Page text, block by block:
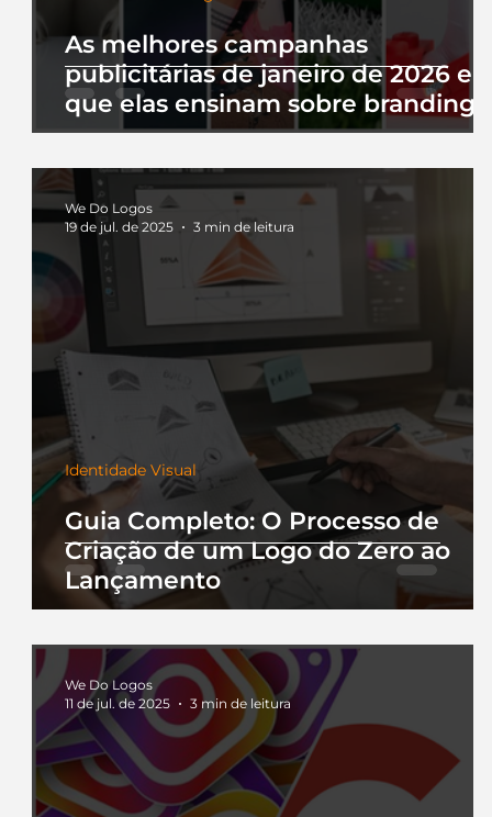
As melhores campanhas
publicitárias de janeiro de 2026 e
que elas ensinam sobre branding
Guia Completo: O Processo de
Criação de um Logo do Zero ao
Lançamento
Identidade Visual
We Do Logos
19 de jul. de 2025
3 min de leitura
We Do Logos
11 de jul. de 2025
3 min de leitura